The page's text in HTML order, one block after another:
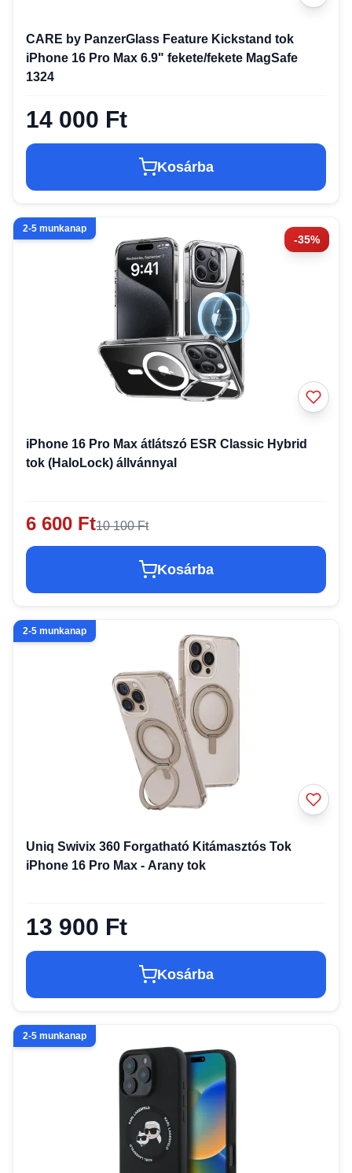
CARE by PanzerGlass Feature Kickstand tok
iPhone 16 Pro Max 6.9" fekete/fekete MagSafe
1324
14 000 Ft
Kosárba
-35%
2-5 munkanap
iPhone 16 Pro Max átlátszó ESR Classic Hybrid
tok (HaloLock) állvánnyal
6 600 Ft10 100 Ft
Kosárba
2-5 munkanap
Uniq Swivix 360 Forgatható Kitámasztós Tok
iPhone 16 Pro Max - Arany tok
13 900 Ft
Kosárba
2-5 munkanap